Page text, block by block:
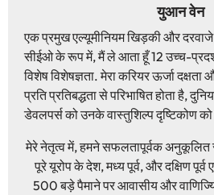
युआन वेन
एक प्रमुख एल्यूमीनियम खिड़की और
सीईओ के रूप में, मैं ले आता हूँ 12 उच्च-प्रदर्शन
विशेष विशेषज्ञता. मेरा करियर ऊर्जा
प्रति प्रतिबद्धता से परिभाषित होता है,
डेवलपर्स को उनके वास्तुशिल्प दृष्टिकोण
मेरे नेतृत्व में, हमने सफलतापूर्वक अनुकूलित
पूरे यूरोप के देश, मध्य पूर्व, और दक्षिण
500 बड़े पैमाने पर आवासीय और